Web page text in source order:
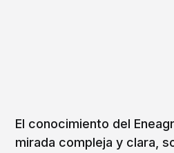
El conocimiento del
mirada compleja y clara,